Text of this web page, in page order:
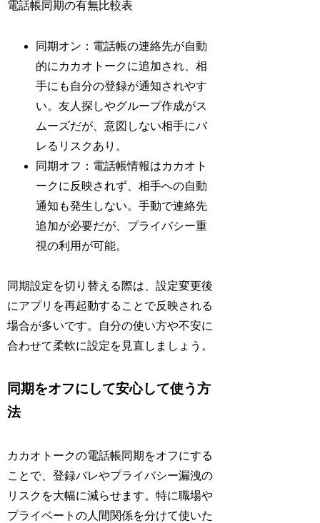
電話帳同期の有無比較表
同期オン：電話帳の連絡先が自動
的にカカオトークに追加され、相
手にも自分の登録が通知されやす
い。友人探しやグループ作成がス
ムーズだが、意図しない相手にバ
レるリスクあり。
同期オフ：電話帳情報はカカオト
ークに反映されず、相手への自動
通知も発生しない。手動で連絡先
追加が必要だが、プライバシー重
視の利用が可能。
同期設定を切り替える際は、設定変更後
にアプリを再起動することで反映される
場合が多いです。自分の使い方や不安に
合わせて柔軟に設定を見直しましょう。
同期をオフにして安心して使う方
法
カカオトークの電話帳同期をオフにする
ことで、登録バレやプライバシー漏洩の
リスクを大幅に減らせます。特に職場や
プライベートの人間関係を分けて使いた